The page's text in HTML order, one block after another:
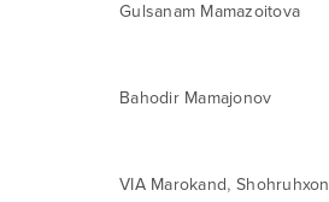
Gulsanam Mamazoitova
Bahodir Mamajonov
VIA Marokand, Shohruhxon